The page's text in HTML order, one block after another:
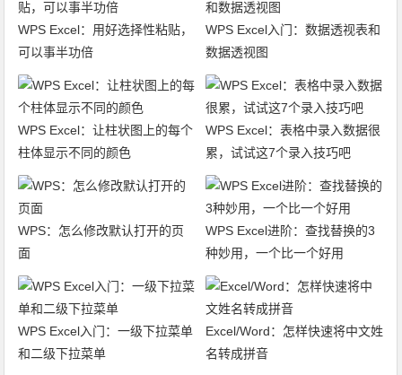
WPS Excel：用好选择性粘贴，
可以事半功倍
WPS Excel入门：数据透视表和
数据透视图
WPS Excel：让柱状图上的每个
柱体显示不同的颜色
WPS Excel：表格中录入数据很
累，试试这7个录入技巧吧
WPS：怎么修改默认打开的页
面
WPS Excel进阶：查找替换的3
种妙用，一个比一个好用
WPS Excel入门：一级下拉菜单
和二级下拉菜单
Excel/Word：怎样快速将中文姓
名转成拼音